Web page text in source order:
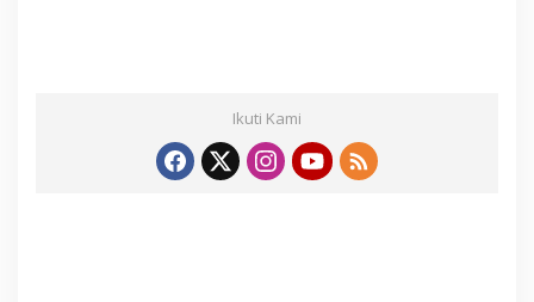
Ikuti Kami